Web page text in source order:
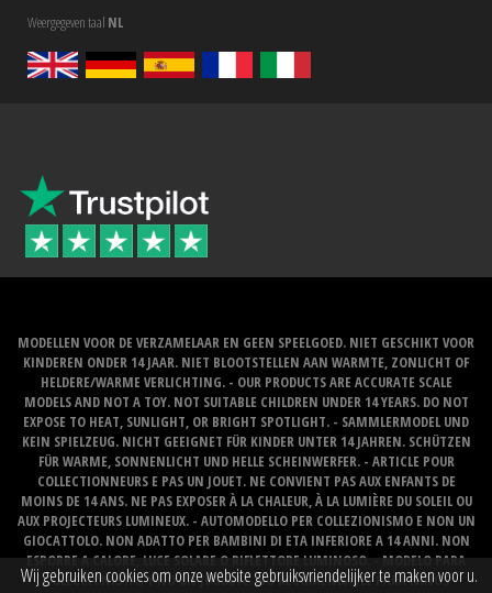
Weergegeven taal NL
MODELLEN VOOR DE VERZAMELAAR EN GEEN SPEELGOED. NIET GESCHIKT VOOR
KINDEREN ONDER 14 JAAR. NIET BLOOTSTELLEN AAN WARMTE, ZONLICHT OF
HELDERE/WARME VERLICHTING. - OUR PRODUCTS ARE ACCURATE SCALE
MODELS AND NOT A TOY. NOT SUITABLE CHILDREN UNDER 14 YEARS. DO NOT
EXPOSE TO HEAT, SUNLIGHT, OR BRIGHT SPOTLIGHT. - SAMMLERMODEL UND
KEIN SPIELZEUG. NICHT GEEIGNET FÜR KINDER UNTER 14 JAHREN. SCHÜTZEN
FÜR WARME, SONNENLICHT UND HELLE SCHEINWERFER. - ARTICLE POUR
COLLECTIONNEURS E PAS UN JOUET. NE CONVIENT PAS AUX ENFANTS DE
MOINS DE 14 ANS. NE PAS EXPOSER À LA CHALEUR, À LA LUMIÈRE DU SOLEIL OU
AUX PROJECTEURS LUMINEUX. - AUTOMODELLO PER COLLEZIONISMO E NON UN
GIOCATTOLO. NON ADATTO PER BAMBINI DI ETA INFERIORE A 14 ANNI. NON
ESPORRE A CALORE, LUCE SOLARE O RIFLETTORE LUMINOSO. - MODELO PARA
COLECCIONISTAS Y NO UN JUGUETE. NO RECOMENDABLE PARA NINOS
Wij gebruiken cookies om onze website gebruiksvriendelijker te maken voor u.